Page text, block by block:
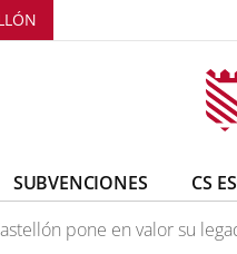
SUBVENCIONES CS
pone en valor su